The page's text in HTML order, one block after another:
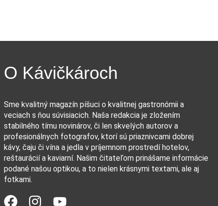
O Kávičkároch
Sme kvalitný magazín píšuci o kvalitnej gastronómii a
veciach s ňou súvisiacich. Naša redakcia je zložením
stabilného tímu novinárov, či len skvelých autorov a
profesionálnych fotografov, ktorí sú priaznivcami dobrej
kávy, čaju či vína a jedla v príjemnom prostredí hotelov,
reštaurácií a kaviarní. Našim čitateľom prinášame informácie
podané našou optikou, a to nielen krásnymi textami, ale aj
fotkami.